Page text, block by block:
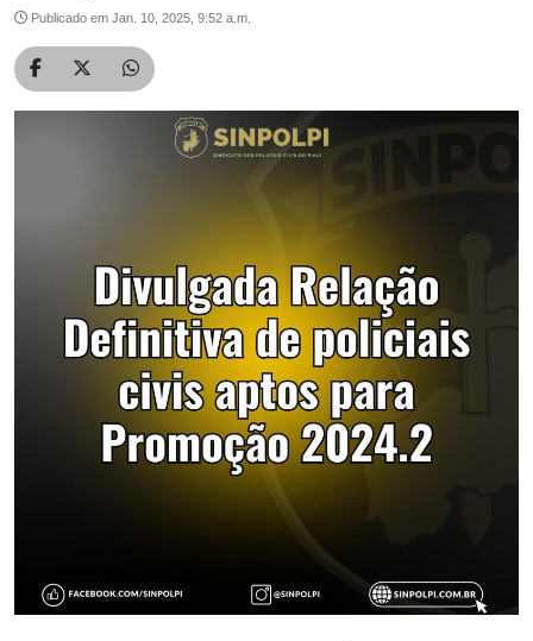
Publicado em Jan. 10, 2025, 9:52 a.m.
Compartilhar no Facebook
Compartilhar no Twitter
Compartilhar no WhatsApp